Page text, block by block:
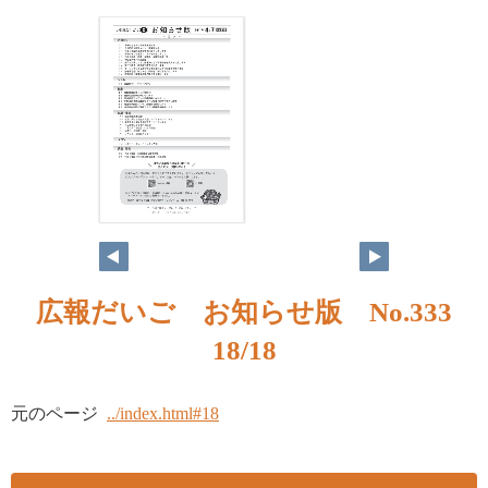
広報だいご お知らせ版 No.333
18/18
元のページ ../index.html#18